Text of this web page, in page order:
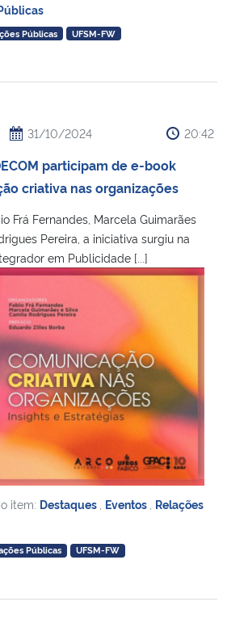
Públicas UFSM-FW
31/10/2024 20:42
participam de e-book
criativa nas organizações
Frá Fernandes, Marcela Guimarães
Pereira, a iniciativa surgiu na
em Publicidade [...]
item: Destaques Eventos Relações
Públicas UFSM-FW